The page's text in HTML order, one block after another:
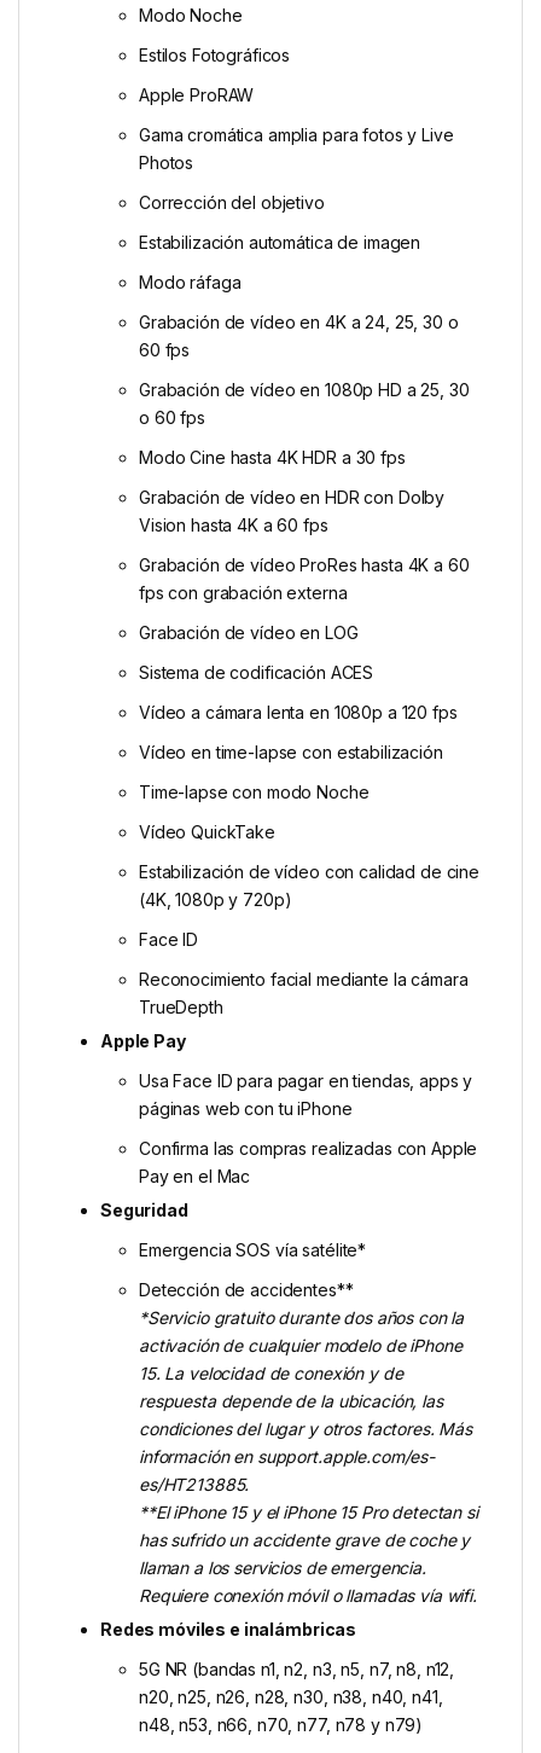
Modo Noche
Estilos Fotográficos
Apple ProRAW
Gama cromática amplia para fotos y Live
Photos
Corrección del objetivo
Estabilización automática de imagen
Modo ráfaga
Grabación de vídeo en 4K a 24, 25, 30 o
60 fps
Grabación de vídeo en 1080p HD a 25, 30
o 60 fps
Modo Cine hasta 4K HDR a 30 fps
Grabación de vídeo en HDR con Dolby
Vision hasta 4K a 60 fps
Grabación de vídeo ProRes hasta 4K a 60
fps con grabación externa
Grabación de vídeo en LOG
Sistema de codificación ACES
Vídeo a cámara lenta en 1080p a 120 fps
Vídeo en time-lapse con estabili­zación
Time-lapse con modo Noche
Vídeo QuickTake
Estabilización de vídeo con calidad de cine
(4K, 1080p y 720p)
Face ID
Reconoci­miento facial mediante la cámara
TrueDepth
Apple Pay
Usa Face ID para pagar en tiendas, apps y
páginas web con tu iPhone
Confirma las compras realizadas con Apple
Pay en el Mac
Seguridad
Emergencia SOS vía satélite*
Detección de accidentes**
*Servicio gratuito durante dos años con la
activación de cualquier modelo de iPhone
15. La velocidad de conexión y de
respuesta depende de la ubicación, las
condiciones del lugar y otros factores. Más
información en support.apple.com/es-
es/HT213885.
**El iPhone 15 y el iPhone 15 Pro detectan si
has sufrido un accidente grave de coche y
llaman a los servicios de emergencia.
Requiere conexión móvil o llamadas vía wifi.
Redes móviles e inalámbricas
5G NR (bandas n1, n2, n3, n5, n7, n8, n12,
n20, n25, n26, n28, n30, n38, n40, n41,
n48, n53, n66, n70, n77, n78 y n79)